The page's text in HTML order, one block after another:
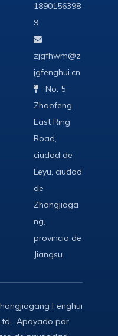
1890156398
9

zjgfhwm@z
jgfenghui.cn

No. 5
Zhaofeng
East Ring
Road,
ciudad de
Leyu, ciudad
de
Zhangjiaga
ng,
provincia de
Jiangsu
Fenghui
Apoyado por